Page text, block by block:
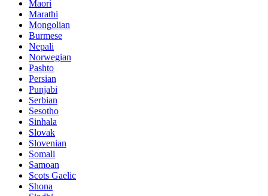
Maori
Marathi
Mongolian
Burmese
Nepali
Norwegian
Pashto
Persian
Punjabi
Serbian
Sesotho
Sinhala
Slovak
Slovenian
Somali
Samoan
Scots Gaelic
Shona